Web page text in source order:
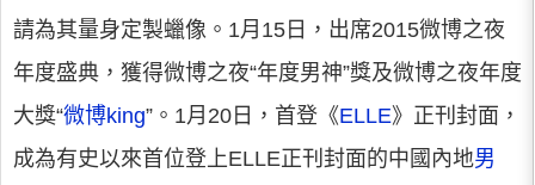
請為其量身定製蠟像。1月15日，出席2015微博之夜
年度盛典，獲得微博之夜“年度男神”獎及微博之夜年度
大獎“微博king”。1月20日，首登《ELLE》正刊封面，
成為有史以來首位登上ELLE正刊封面的中國內地男